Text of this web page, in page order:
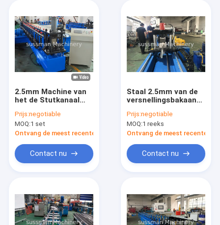
Producten
Videos
2.5mm Machine van
het de Stutkanaal
Staal Ingelaste
Prijs:negotiable
MOQ:1 set
Ontvang de meest recente Prijs
Contact nu
Staal 2.5mm van de
Machine vormen
Prijs:negotiable
MOQ:1 reeks
Ontvang de meest recente
Contact nu